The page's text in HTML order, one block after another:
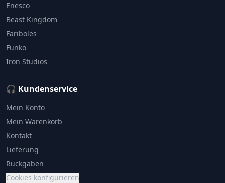
Enesco
Beast Kingdom
Fariboles
Funko
Iron Studios
🎧 Kundenservice
Mein Konto
Mein Warenkorb
Kontakt
Lieferung
Rückgaben
Cookies konfigurieren